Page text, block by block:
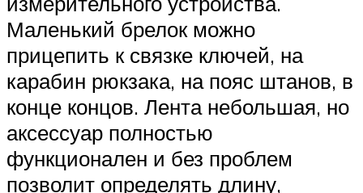
Маленький брелок можно
прицепить к связке ключей, на
карабин рюкзака, на пояс штанов, в
конце концов. Лента небольшая, но
аксессуар полностью
функционален и без проблем
позволит определять длину,